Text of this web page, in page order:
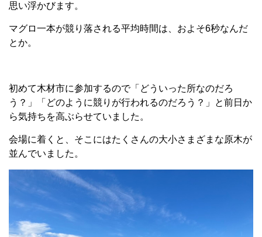
思い浮かびます。
マグロ一本が競り落される平均時間は、およそ6秒なんだ
とか。
初めて木材市に参加するので「どういった所なのだろ
う？」「どのように競りが行われるのだろう？」と前日か
ら気持ちを高ぶらせていました。
会場に着くと、そこにはたくさんの大小さまざまな原木が
並んでいました。